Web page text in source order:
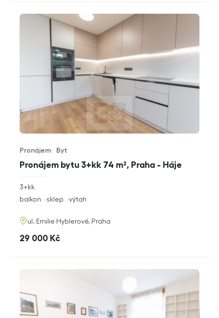
Pronájem bytu 3+kk 74 m², Praha - Háje
Typ nabídky
Pronájem
Typ nemovitosti
Byt
rozměry
3+kk
funkce
balkon sklep výtah
adresa
ul. Emilie Hyblerové, Praha
cena
29 000 Kč